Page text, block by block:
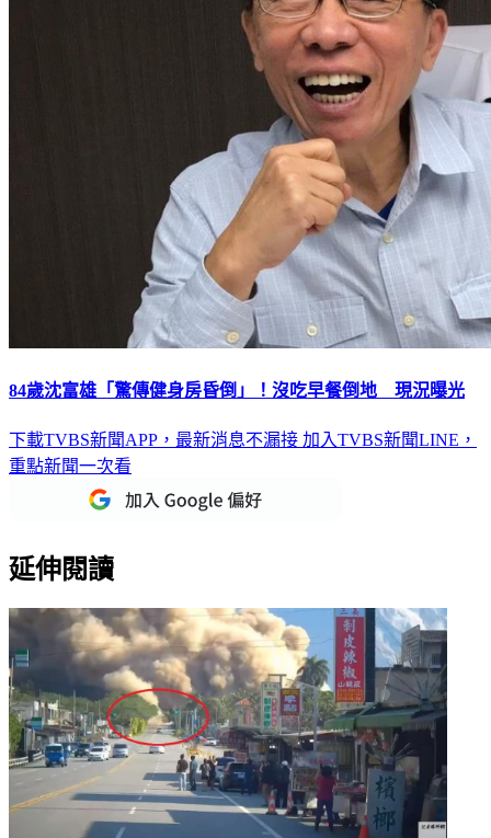
84歲沈富雄「驚傳健身房昏倒」！沒吃早餐倒地 現況曝光
下載TVBS新聞APP，最新消息不漏接 加入TVBS新聞LINE，
重點新聞一次看
延伸閱讀